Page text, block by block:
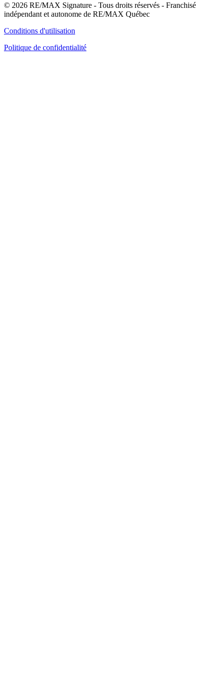
© 2026 RE/MAX Signature - Tous droits réservés - Franchisé
indépendant et autonome de RE/MAX Québec
Conditions d'utilisation
Politique de confidentialité